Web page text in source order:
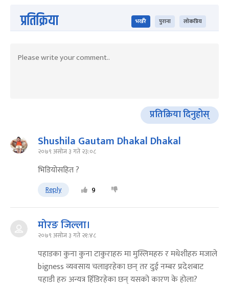
प्रतिक्रिया भर्खरै पुराना लोकप्रिय
प्रतिक्रिया दिनुहोस्
Shushila Gautam Dhakal Dhakal
२०७९ असोज ३ गते २३:०८
भिडियोसहित ?
Reply 9
मोरङ जिल्ला।
२०७९ असोज ३ गते २१:४८
पहाडका कुना कुना टाकुराहरु मा मुस्लिमहरु र मधेशीहरु मजाले
bigness व्यवसाय चलाइरहेका छन् तर दुई नम्बर प्रदेशबाट
पहाडी हरु अन्यत्र हिँडिरहेका छन् यसको कारण के होला?